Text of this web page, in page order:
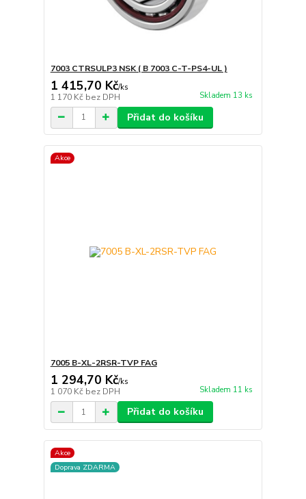
7003 CTRSULP3 NSK ( B 7003 C-T-PS4-UL )
1 415,70 Kč/ks
1 170 Kč bez DPH Skladem 13 ks
Přidat do košíku
Akce
7005 B-XL-2RSR-TVP FAG
1 294,70 Kč/ks
1 070 Kč bez DPH Skladem 11 ks
Přidat do košíku
Akce
Doprava ZDARMA